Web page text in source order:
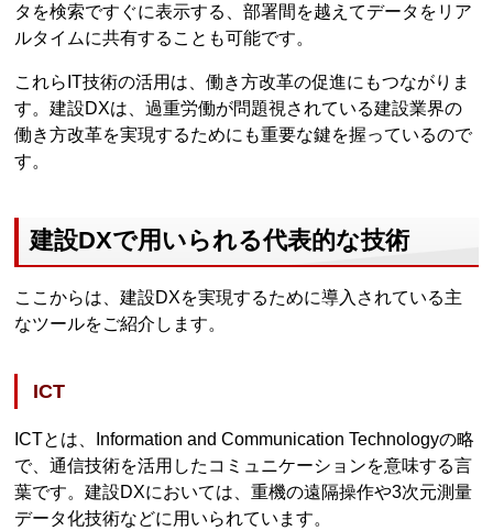
タを検索ですぐに表示する、部署間を越えてデータをリア
ルタイムに共有することも可能です。
これらIT技術の活用は、働き方改革の促進にもつながりま
す。建設DXは、過重労働が問題視されている建設業界の
働き方改革を実現するためにも重要な鍵を握っているので
す。
建設DXで用いられる代表的な技術
ここからは、建設DXを実現するために導入されている主
なツールをご紹介します。
ICT
ICTとは、Information and Communication Technologyの略
で、通信技術を活用したコミュニケーションを意味する言
葉です。建設DXにおいては、重機の遠隔操作や3次元測量
データ化技術などに用いられています。